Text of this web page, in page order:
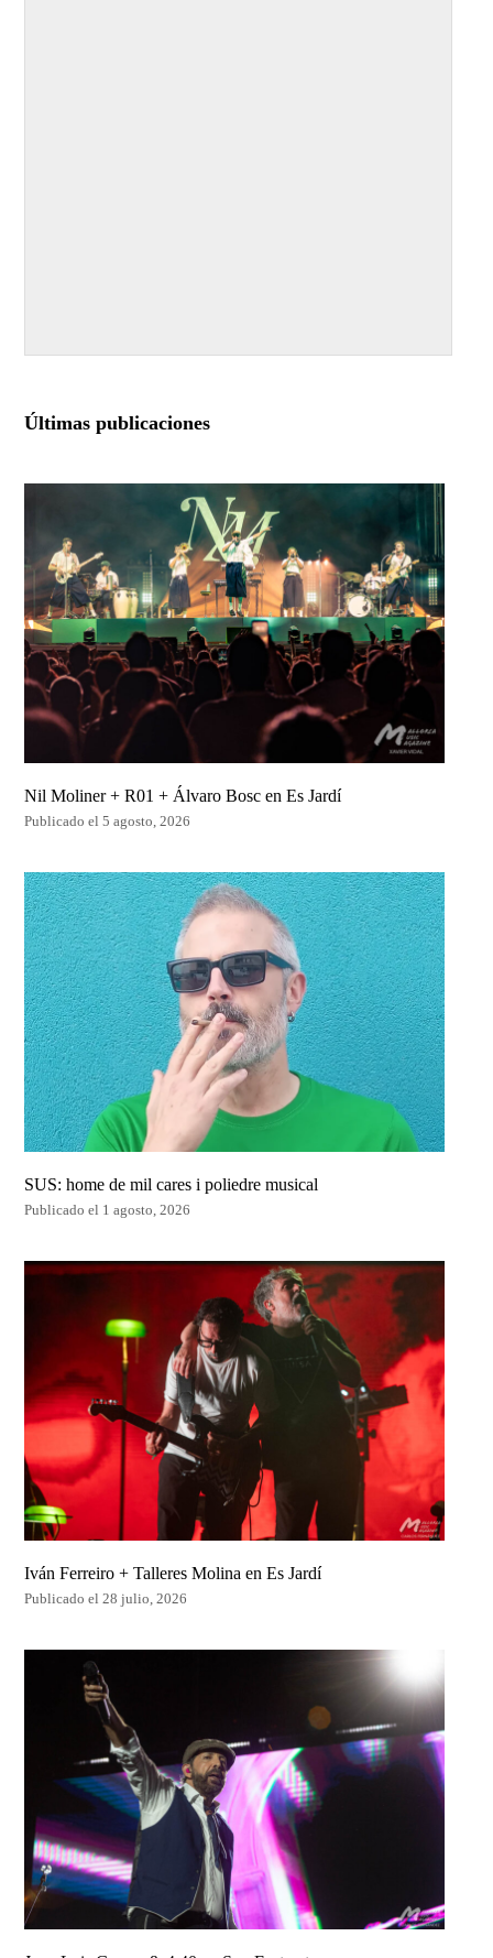
Últimas publicaciones
Nil Moliner + R01 + Álvaro Bosc en Es Jardí
Publicado el 5 agosto, 2026
SUS: home de mil cares i poliedre musical
Publicado el 1 agosto, 2026
Iván Ferreiro + Talleres Molina en Es Jardí
Publicado el 28 julio, 2026